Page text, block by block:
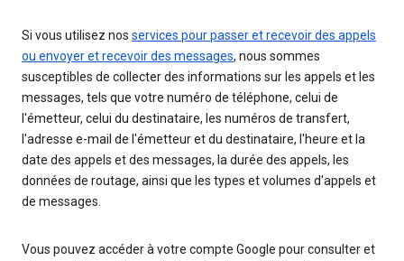
Si vous utilisez nos services pour passer et recevoir des appels
ou envoyer et recevoir des messages, nous sommes
susceptibles de collecter des informations sur les appels et les
messages, tels que votre numéro de téléphone, celui de
l'émetteur, celui du destinataire, les numéros de transfert,
l'adresse e-mail de l'émetteur et du destinataire, l'heure et la
date des appels et des messages, la durée des appels, les
données de routage, ainsi que les types et volumes d'appels et
de messages.
Vous pouvez accéder à votre compte Google pour consulter et